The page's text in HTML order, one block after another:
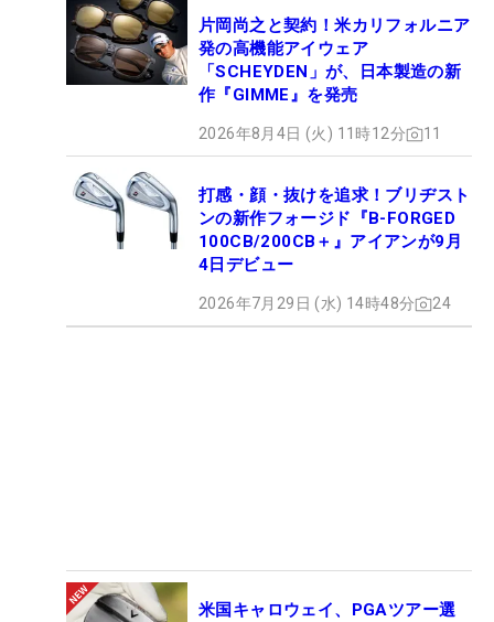
片岡尚之と契約！米カリフォルニア
発の高機能アイウェア
「SCHEYDEN」が、日本製造の新
作『GIMME』を発売
2026年8月4日 (火) 11時12分 11
打感・顔・抜けを追求！ブリヂスト
ンの新作フォージド『B-FORGED
100CB/200CB＋』アイアンが9月
4日デビュー
2026年7月29日 (水) 14時48分 24
米国キャロウェイ、PGAツアー選